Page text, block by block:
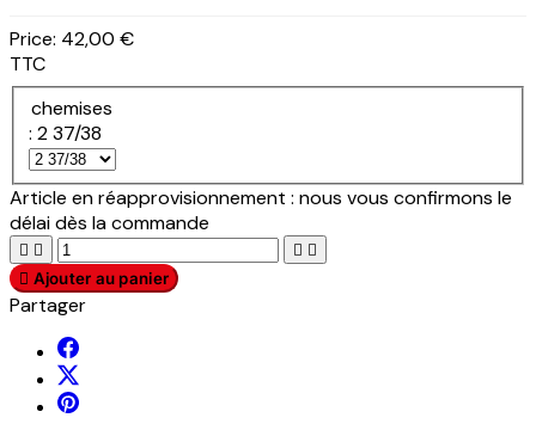
Price: 42,00 €
TTC
chemises
: 2 37/38
Article en réapprovisionnement : nous vous confirmons le
délai dès la commande
   
 Ajouter au panier
Partager